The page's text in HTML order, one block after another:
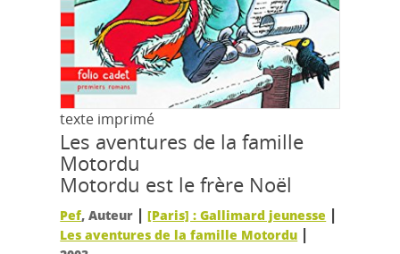
texte imprimé
Les aventures de la famille
Motordu
Motordu est le frère Noël
Pef, Auteur |[Paris] : Gallimard jeunesse |
Les aventures de la famille Motordu |